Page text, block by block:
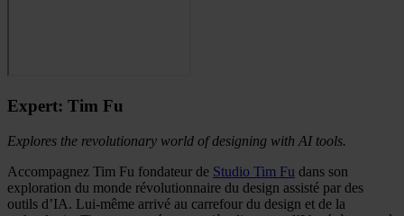
Expert: Tim Fu
Explores the revolutionary world of designing with AI tools.
Accompagnez Tim Fu fondateur de Studio Tim Fu dans son
exploration du monde révolutionnaire du design assisté par des
outils d’IA. Lui-même arrivé au carrefour du design et de la